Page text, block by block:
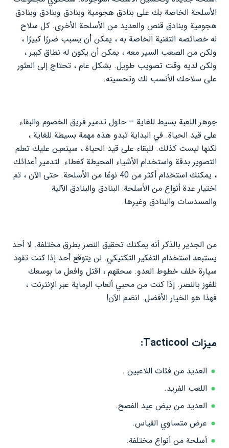
الأسلحة الخاصة بك على بنادق هجومية وبنادق وبنادق وبنادق
هجومية وبنادق قنص والعديد من الأسلحة الأخرى. كل سلاح
له خصائصه التقنية الخاصة به ، يمكن أن يسبب ضررًا كبيرًا ،
ولكن من الصعب السير معه ، يمكن أن يكون له نطاق كبير ،
ولكن لديه وقت تصويب طويل. بشكل عام ، تحتاج إلى العثور
على سلاحك الأنسب لك وتحسينه.
جوهر اللعبة بسيط للغاية – حاول تدمير فريق الخصوم والبقاء
على قيد الحياة. في البداية تبدو هذه مهمة بسيطة للغاية ،
لكنها ليست كذلك. للبقاء على قيد الحياة ، سيتعين عليك تعلم
التصوير بدقة واستخدام الأشياء المحيطة كغطاء. لتدمير أعدائك
، يمكنك استخدام أكثر من 40 نوعًا من الأسلحة. حتى الآن ، تم
اختيار عدة أنواع من الأسلحة: البنادق والبنادق الآلية
والمسدسات والبنادق وغيرها.
من الجدير بالذكر أنه يمكنك تحقيق النصر بطرق مختلفة. لا أحد
يستبعد استخدام التفكير التكتيكي. لن يتوقع أحد إذا كنت تقود
سيارة خلف خطوط العدو. سحقهم ، اقتل وافعل ما بوسعك
للفوز بالنصر. إذا كنت من محبي ألعاب الرماية عبر الإنترنت ،
فهذا هو الخيار الأفضل. انضم الآن!
ميزات Tacticool:
العديد من فئات اللاعبين .
اللعب الفريد.
العديد من بيض عيد الفصح.
عرض متساوي القياس.
أسلحة من أنواع مختلفة.